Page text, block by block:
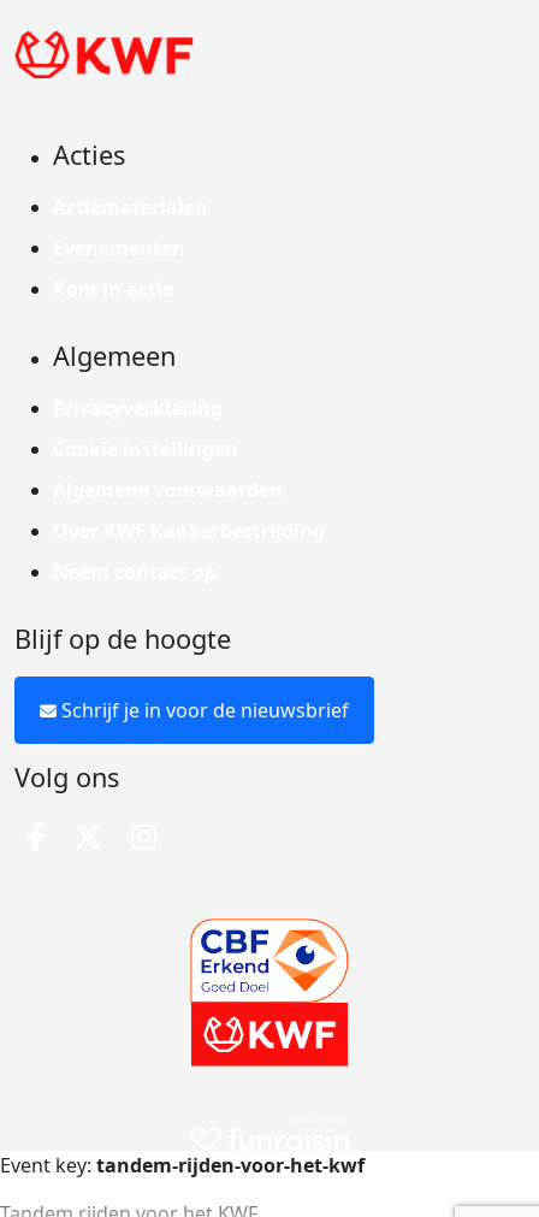
Acties
Algemeen
Blijf op de hoogte
Schrijf je in voor de nieuwsbrief
Volg ons
Event key: tandem-rijden-voor-het-kwf